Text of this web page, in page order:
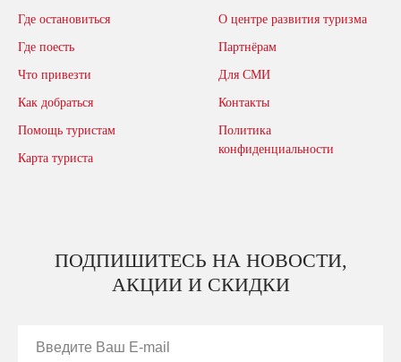
Где остановиться
Где поесть
Что привезти
Как добраться
Помощь туристам
Карта туриста
О центре развития туризма
Партнёрам
Для СМИ
Контакты
Политика
конфиденциальности
ПОДПИШИТЕСЬ НА НОВОСТИ,
АКЦИИ И СКИДКИ